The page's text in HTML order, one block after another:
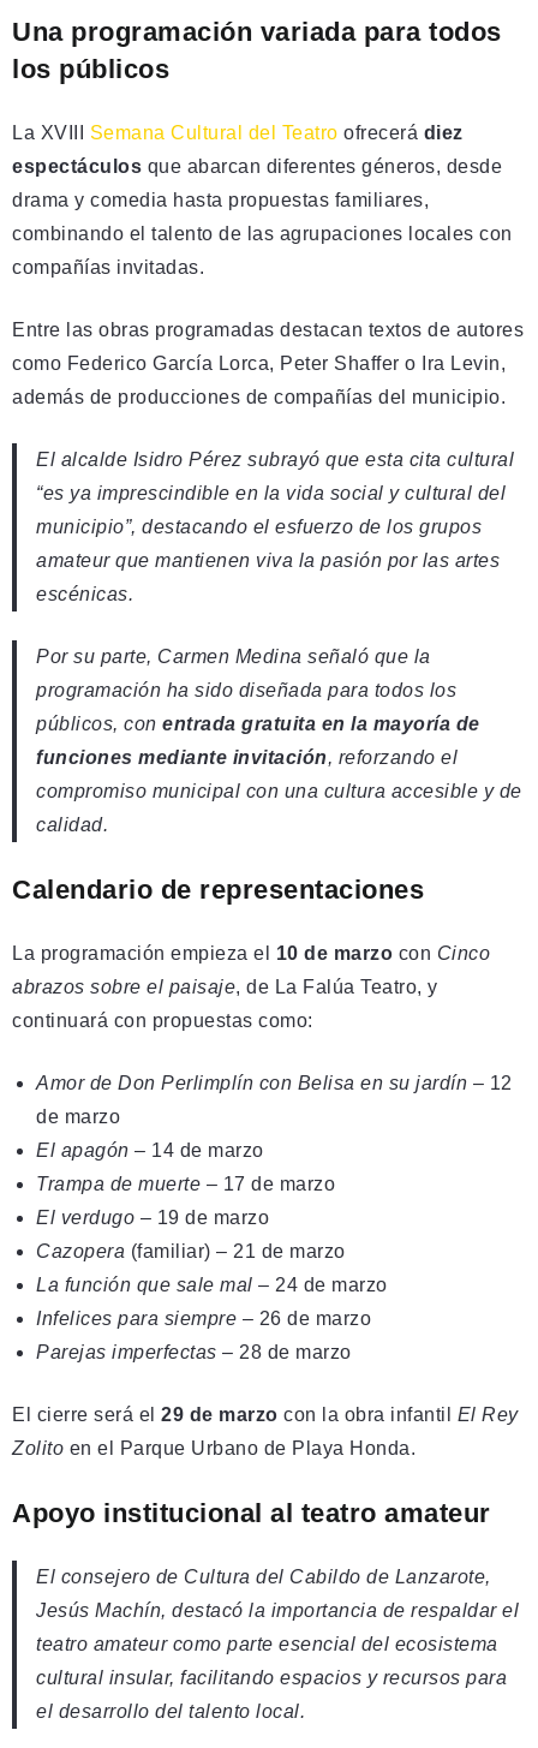
Una programación variada para todos
los públicos
La XVIII Semana Cultural del Teatro ofrecerá diez
espectáculos que abarcan diferentes géneros, desde
drama y comedia hasta propuestas familiares,
combinando el talento de las agrupaciones locales con
compañías invitadas.
Entre las obras programadas destacan textos de autores
como Federico García Lorca, Peter Shaffer o Ira Levin,
además de producciones de compañías del municipio.
El alcalde Isidro Pérez subrayó que esta cita cultural
“es ya imprescindible en la vida social y cultural del
municipio”, destacando el esfuerzo de los grupos
amateur que mantienen viva la pasión por las artes
escénicas.
Por su parte, Carmen Medina señaló que la
programación ha sido diseñada para todos los
públicos, con entrada gratuita en la mayoría de
funciones mediante invitación, reforzando el
compromiso municipal con una cultura accesible y de
calidad.
Calendario de representaciones
La programación empieza el 10 de marzo con Cinco
abrazos sobre el paisaje, de La Falúa Teatro, y
continuará con propuestas como:
Amor de Don Perlimplín con Belisa en su jardín – 12
de marzo
El apagón – 14 de marzo
Trampa de muerte – 17 de marzo
El verdugo – 19 de marzo
Cazopera (familiar) – 21 de marzo
La función que sale mal – 24 de marzo
Infelices para siempre – 26 de marzo
Parejas imperfectas – 28 de marzo
El cierre será el 29 de marzo con la obra infantil El Rey
Zolito en el Parque Urbano de Playa Honda.
Apoyo institucional al teatro amateur
El consejero de Cultura del Cabildo de Lanzarote,
Jesús Machín, destacó la importancia de respaldar el
teatro amateur como parte esencial del ecosistema
cultural insular, facilitando espacios y recursos para
el desarrollo del talento local.